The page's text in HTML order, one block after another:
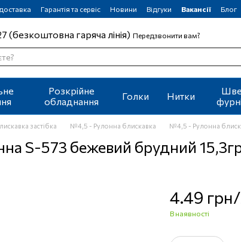
Гарантія та сервіс Новини Відгуки Вакансії Блог
(безкоштовна гаряча лінія) Передзвонити вам?
Розкрійне
обладнання
Голки Нитки
застібка №4,5 - Рулонна блискавка №4,5 - Рулонна
S-573 бежевий брудний
4.49
В наявності